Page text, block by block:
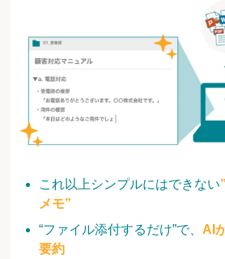
これ以上シンプルにはできない
メモ”
“ファイル添付するだけ”で、 AI
要約